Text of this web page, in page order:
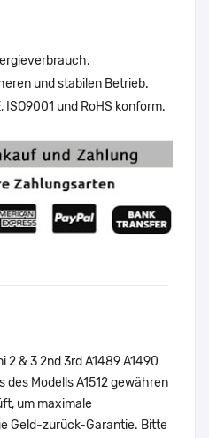
und stabilen Betrieb.
ISO9001 und RoHS konform.
& 3 2nd 3rd A1489 A1490
Modells A1512 gewähren
um maximale
Geld-zurück-Garantie. Bitte